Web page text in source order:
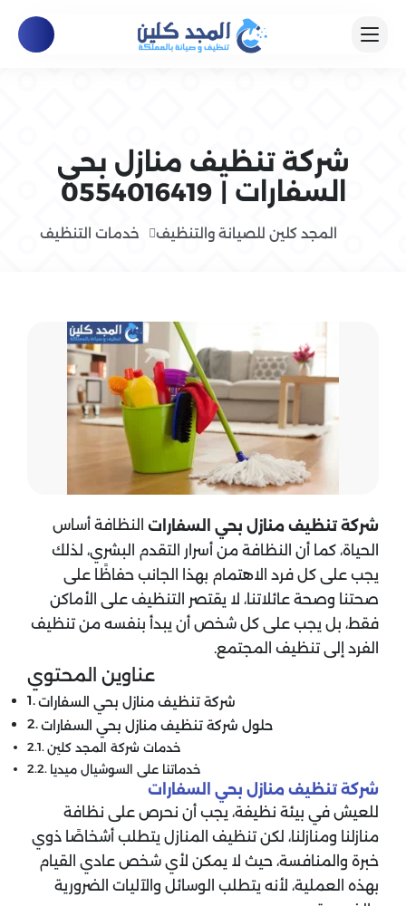
شركة تنظيف منازل بحي
السفارات | 0554016419
المجد كلين للصيانة والتنظيف خدمات التنظيف
شركة تنظيف منازل بحي السفارات النظافة أساس
الحياة، كما أن النظافة من أسرار التقدم البشري، لذلك
يجب على كل فرد الاهتمام بهذا الجانب حفاظًا على
صحتنا وصحة عائلاتنا، لا يقتصر التنظيف على الأماكن
فقط، بل يجب على كل شخص أن يبدأ بنفسه من تنظيف
الفرد إلى تنظيف المجتمع.
عناوين المحتوي
شركة تنظيف منازل بحي السفارات
حلول شركة تنظيف منازل بحي السفارات
خدمات شركة المجد كلين
خدماتنا على السوشيال ميديا
شركة تنظيف منازل بحي السفارات
للعيش في بيئة نظيفة، يجب أن نحرص على نظافة
منازلنا ومنازلنا، لكن تنظيف المنازل يتطلب أشخاصًا ذوي
خبرة والمنافسة، حيث لا يمكن لأي شخص عادي القيام
بهذه العملية، لأنه يتطلب الوسائل والآليات الضرورية